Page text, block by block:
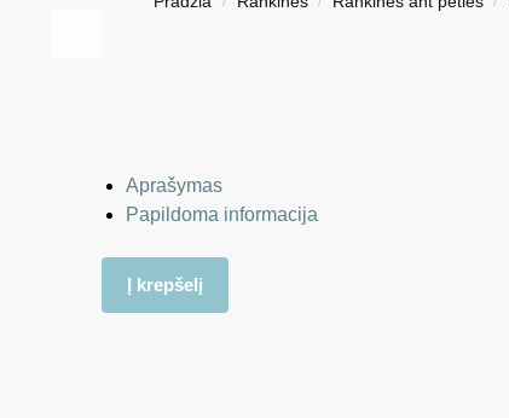
Aprašymas
Papildoma informacija
Į krepšelį